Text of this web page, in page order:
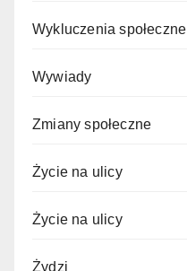
Wykluczenia społeczne
Wywiady
Zmiany społeczne
Życie na ulicy
Życie na ulicy
Żydzi